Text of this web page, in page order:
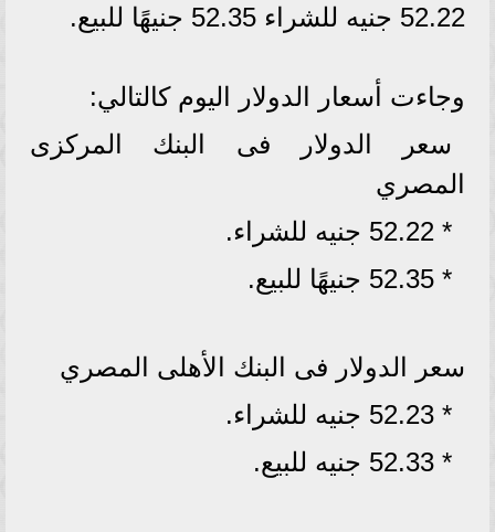
52.22 جنيه للشراء 52.35 جنيهًا للبيع.
وجاءت أسعار الدولار اليوم كالتالي:
سعر الدولار فى البنك المركزى
المصري
* 52.22 جنيه للشراء.
* 52.35 جنيهًا للبيع.
سعر الدولار فى البنك الأهلى المصري
* 52.23 جنيه للشراء.
* 52.33 جنيه للبيع.